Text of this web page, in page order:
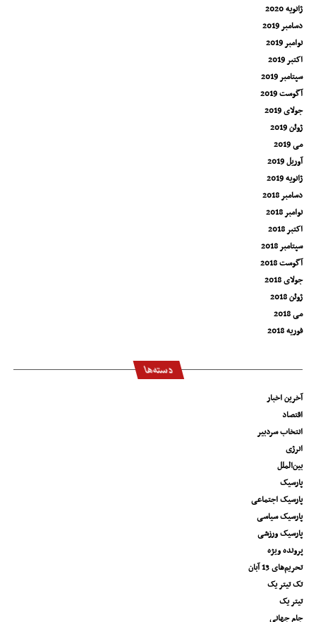
ژانویه 2020
دسامبر 2019
نوامبر 2019
اکتبر 2019
سپتامبر 2019
آگوست 2019
جولای 2019
ژوئن 2019
می 2019
آوریل 2019
ژانویه 2019
دسامبر 2018
نوامبر 2018
اکتبر 2018
سپتامبر 2018
آگوست 2018
جولای 2018
ژوئن 2018
می 2018
فوریه 2018
دسته‌ها
آخرین اخبار
اقتصاد
انتخاب سردبیر
انرژی
بین‌الملل
پارسیک
پارسیک اجتماعی
پارسیک سیاسی
پارسیک ورزشی
پرونده ویژه
تحریم‌های 13 آبان
تک تیتر یک
تیتر یک
جام جهانی